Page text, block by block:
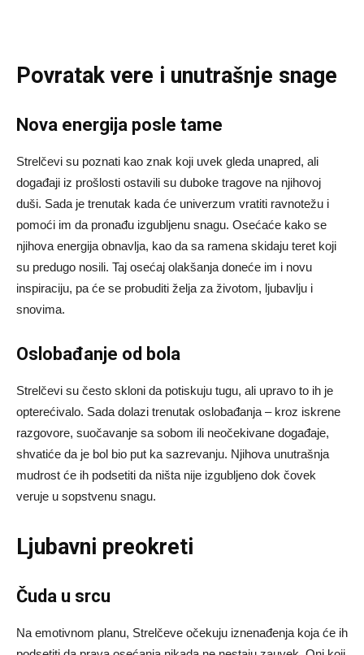
Povratak vere i unutrašnje snage
Nova energija posle tame
Strelčevi su poznati kao znak koji uvek gleda unapred, ali
događaji iz prošlosti ostavili su duboke tragove na njihovoj
duši. Sada je trenutak kada će univerzum vratiti ravnotežu i
pomoći im da pronađu izgubljenu snagu. Osećaće kako se
njihova energija obnavlja, kao da sa ramena skidaju teret koji
su predugo nosili. Taj osećaj olakšanja doneće im i novu
inspiraciju, pa će se probuditi želja za životom, ljubavlju i
snovima.
Oslobađanje od bola
Strelčevi su često skloni da potiskuju tugu, ali upravo to ih je
opterećivalo. Sada dolazi trenutak oslobađanja – kroz iskrene
razgovore, suočavanje sa sobom ili neočekivane događaje,
shvatiće da je bol bio put ka sazrevanju. Njihova unutrašnja
mudrost će ih podsetiti da ništa nije izgubljeno dok čovek
veruje u sopstvenu snagu.
Ljubavni preokreti
Čuda u srcu
Na emotivnom planu, Strelčeve očekuju iznenađenja koja će ih